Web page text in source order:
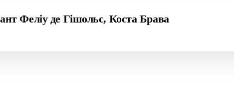
Феліу де Гішольс, Коста Брава